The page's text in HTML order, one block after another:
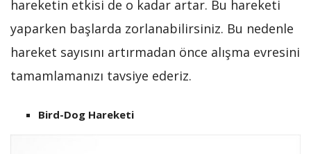
hareketin etkisi de o kadar artar. Bu hareketi
yaparken başlarda zorlanabilirsiniz. Bu nedenle
hareket sayısını artırmadan önce alışma evresini
tamamlamanızı tavsiye ederiz.
Bird-Dog Hareketi